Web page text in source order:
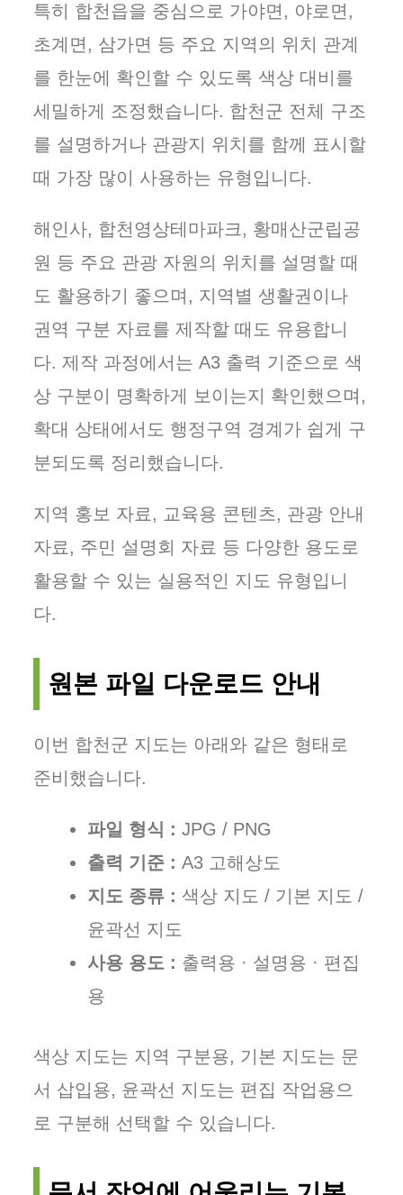
특히 합천읍을 중심으로 가야면, 야로면,
초계면, 삼가면 등 주요 지역의 위치 관계
를 한눈에 확인할 수 있도록 색상 대비를
세밀하게 조정했습니다. 합천군 전체 구조
를 설명하거나 관광지 위치를 함께 표시할
때 가장 많이 사용하는 유형입니다.
해인사, 합천영상테마파크, 황매산군립공
원 등 주요 관광 자원의 위치를 설명할 때
도 활용하기 좋으며, 지역별 생활권이나
권역 구분 자료를 제작할 때도 유용합니
다. 제작 과정에서는 A3 출력 기준으로 색
상 구분이 명확하게 보이는지 확인했으며,
확대 상태에서도 행정구역 경계가 쉽게 구
분되도록 정리했습니다.
지역 홍보 자료, 교육용 콘텐츠, 관광 안내
자료, 주민 설명회 자료 등 다양한 용도로
활용할 수 있는 실용적인 지도 유형입니
다.
원본 파일 다운로드 안내
이번 합천군 지도는 아래와 같은 형태로
준비했습니다.
파일 형식 : JPG / PNG
출력 기준 : A3 고해상도
지도 종류 : 색상 지도 / 기본 지도 /
윤곽선 지도
사용 용도 : 출력용 · 설명용 · 편집
용
색상 지도는 지역 구분용, 기본 지도는 문
서 삽입용, 윤곽선 지도는 편집 작업용으
로 구분해 선택할 수 있습니다.